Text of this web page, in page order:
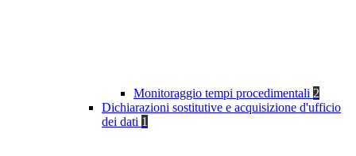
Monitoraggio tempi procedimentali 2
Dichiarazioni sostitutive e acquisizione d'ufficio
dei dati 1